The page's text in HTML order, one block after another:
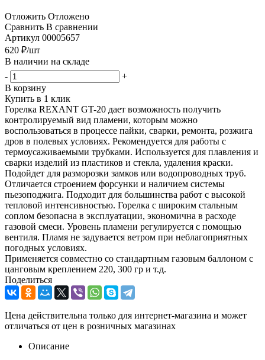
Отложить Отложено
Сравнить В сравнении
Артикул 00005657
620 ₽/шт
В наличии на складе
-
+
В корзину
Купить в 1 клик
Горелка REXANT GT-20 дает возможность получить
контролируемый вид пламени, которым можно
воспользоваться в процессе пайки, сварки, ремонта, розжига
дров в полевых условиях. Рекомендуется для работы с
термоусаживаемыми трубками. Используется для плавления и
сварки изделий из пластиков и стекла, удаления краски.
Подойдет для разморозки замков или водопроводных труб.
Отличается строением форсунки и наличием системы
пьезоподжига. Подходит для большинства работ с высокой
тепловой интенсивностью. Горелка с широким стальным
соплом безопасна в эксплуатации, экономична в расходе
газовой смеси. Уровень пламени регулируется с помощью
вентиля. Пламя не задувается ветром при неблагоприятных
погодных условиях.
Применяется совместно со стандартным газовым баллоном с
цанговым креплением 220, 300 гр и т.д.
Поделиться
Цена действительна только для интернет-магазина и может
отличаться от цен в розничных магазинах
Описание